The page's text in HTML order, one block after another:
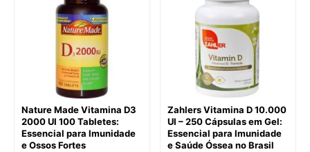
Nature Made Vitamina D3
2000 UI 100 Tabletes:
Essencial para Imunidade
e Ossos Fortes
Zahlers Vitamina D 10.000
UI – 250 Cápsulas em Gel:
Essencial para Imunidade
e Saúde Óssea no Brasil